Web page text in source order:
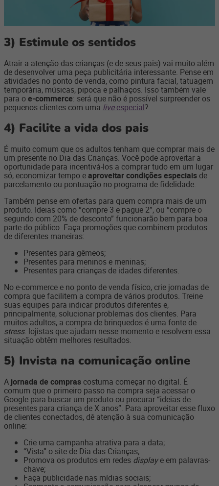
3) Estimule os sentidos
Atrair a atenção das crianças (e de seus pais) vai muito além
de desenvolver uma peça publicitária interessante. Pense em
atividades no ponto de venda, como pintura facial, tatuagem
temporária, músicas, pipoca e palhaços. Isso também vale
para oe-commerce: será que não é possível surpreender os
pequenos clientes com uma liveespecial?
4) Facilite a vida dos pais
É muito comum que os adultos tenham que comprar mais de
um presente no Dia das Crianças. Você pode aproveitar a
oportunidade para incentivá-los a comprar tudo em um lugar
só, economizar tempo eaproveitar condições especiais de
parcelamento ou pontuação no programa de fidelidade.
Também pense em ofertas para quem compra mais de um
produto. Ideias como “compre 3 e pague 2”, ou “compre o
segundo com 20% de desconto” funcionarão bem para boa
parte do público. Faça promoções que combinem produtos
de diferentes maneiras:
Presentes para gêmeos;
Presentes para meninos e meninas;
Presentes para crianças de idades diferentes.
No e-commerce e no ponto de venda físico, crie jornadas de
compra que facilitem a compra de vários produtos. Treine
suas equipes para indicar produtos diferentes e,
principalmente, solucionar problemas dos clientes. Para
muitos adultos, a compra de brinquedos é uma fonte de
stress: lojistas que ajudam nesse momento e resolvem essa
situação obtêm melhores resultados.
5) Invista na comunicação online
A jornada de compras costuma começar no digital. É
comum que o primeiro passo na compra seja acessar o
Google para buscar um produto ou procurar “ideias de
presentes para criança de X anos”. Para aproveitar esse fluxo
de clientes conectados, dê atenção à sua comunicação
online:
Crie uma campanha atrativa para a data;
“Vista” o site de Dia das Crianças;
Promova os produtos em redes displaye em palavras-
chave;
Faça publicidade nas mídias sociais;